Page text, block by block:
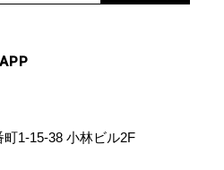
1-15-38 小林ビル2F